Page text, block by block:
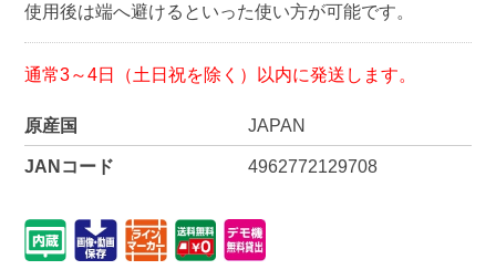
使用後は端へ避けるといった使い方が可能です。
通常3～4日（土日祝を除く）以内に発送します。
原産国 JAPAN
JANコード 4962772129708